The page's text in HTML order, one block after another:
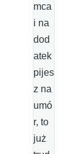
mca
i na
dod
atek
pijes
z na
umó
r, to
już